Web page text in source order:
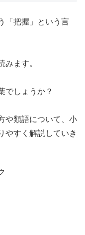
「把握」という言
みます。
でしょうか？
や類語について、小
やすく解説していき